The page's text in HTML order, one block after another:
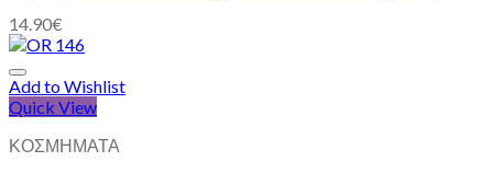
14.90€
Add to Wishlist
Quick View
ΚΟΣΜΗΜΑΤΑ